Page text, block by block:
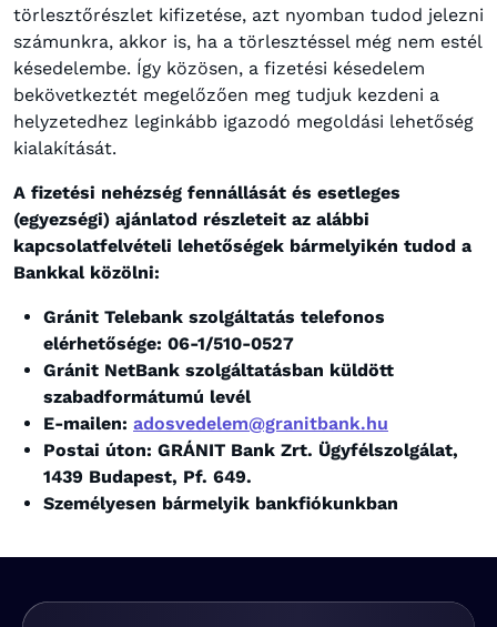
törlesztőrészlet kifizetése, azt nyomban tudod jelezni
számunkra, akkor is, ha a törlesztéssel még nem estél
késedelembe. Így közösen, a fizetési késedelem
bekövetkeztét megelőzően meg tudjuk kezdeni a
helyzetedhez leginkább igazodó megoldási lehetőség
kialakítását.
A fizetési nehézség fennállását és esetleges
(egyezségi) ajánlatod részleteit az alábbi
kapcsolatfelvételi lehetőségek bármelyikén tudod a
Bankkal közölni:
Gránit Telebank szolgáltatás telefonos
elérhetősége: 06-1/510-0527
Gránit NetBank szolgáltatásban küldött
szabadformátumú levél
E-mailen: adosvedelem@granitbank.hu
Postai úton: GRÁNIT Bank Zrt. Ügyfélszolgálat,
1439 Budapest, Pf. 649.
Személyesen bármelyik bankfiókunkban